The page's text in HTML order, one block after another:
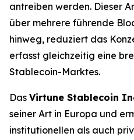
antreiben werden. Dieser
über mehrere führende
hinweg, reduziert das
erfasst gleichzeitig eine
Stablecoin-Marktes.
Das Virtune Stablecoin
seiner Art in Europa und
institutionellen als auch